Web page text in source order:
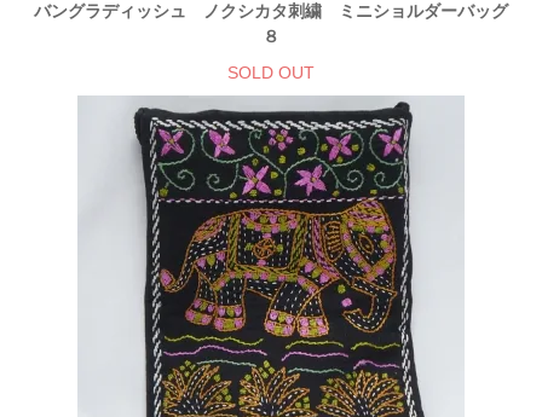
バングラディッシュ ノクシカタ刺繍 ミニショルダーバッグ
８
SOLD OUT